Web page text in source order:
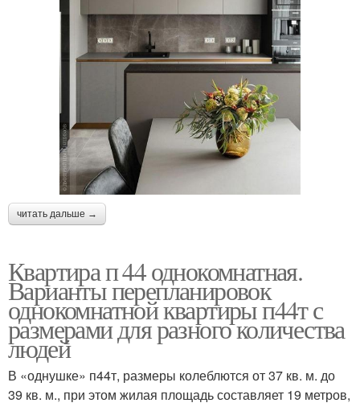
читать дальше →
Квартира п 44 однокомнатная.
Варианты перепланировок
однокомнатной квартиры п44т с
размерами для разного количества
людей
В «однушке» п44т, размеры колеблются от 37 кв. м. до
39 кв. м., при этом жилая площадь составляет 19 метров,